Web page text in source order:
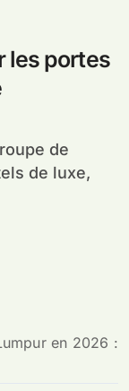
les portes
de luxe,
en 2026 :